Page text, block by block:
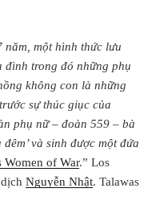
năm, một hình thức lưu
đình trong đó những phụ
không con là những
sự thúc giục của
phụ nữ – đoàn 559 – bà
và sinh được một đứa
Women of War.” Los
Nguyễn Nhật. Talawas